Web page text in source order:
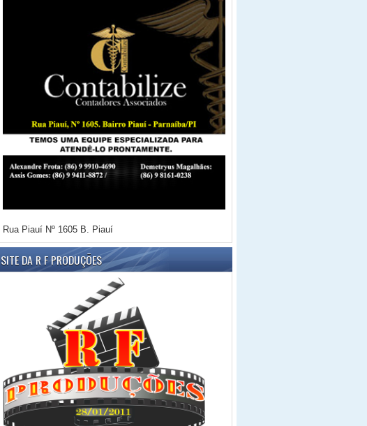
Rua Piauí Nº 1605 B. Piauí
SITE DA R F PRODUÇÕES